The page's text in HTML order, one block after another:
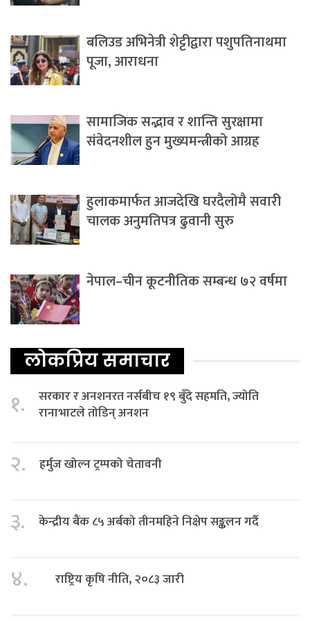
बलिउड अभिनेत्री शेट्टीद्वारा पशुपतिनाथमा
पूजा, आराधना
सामाजिक सद्भाव र शान्ति सुरक्षामा
संवेदनशील हुन मुख्यमन्त्रीको आग्रह
हुलाकमार्फत आजदेखि घरदैलोमै सवारी
चालक अनुमतिपत्र ढुवानी सुरु
नेपाल–चीन कूटनीतिक सम्बन्ध ७२ वर्षमा
लोकप्रिय समाचार
१.
सरकार र अनशनरत नर्सबीच १९ बुँदे सहमति, ज्योति
रानाभाटले तोडिन् अनशन
२. हर्मुज खोल्न ट्रम्पको चेतावनी
३. केन्द्रीय बैंक ८५ अर्बको तीनमहिने निक्षेप सङ्कलन गर्दै
४. राष्ट्रिय कृषि नीति, २०८३ जारी